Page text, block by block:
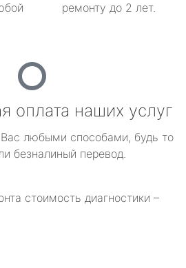
ремонту до 2 лет.
оплата наших услуг
любыми способами, будь то
безналиный перевод.
стоимость диагностики –